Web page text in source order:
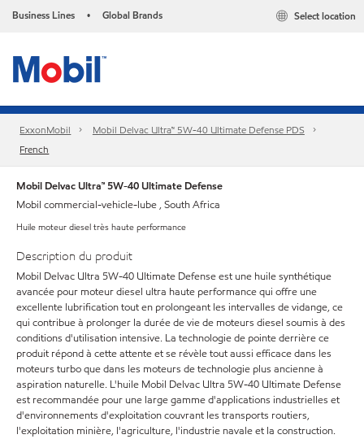
Business Lines • Global Brands Select location
ExxonMobil
Mobil Delvac Ultra™ 5W-40 Ultimate Defense PDS
French
Mobil Delvac Ultra™ 5W-40 Ultimate Defense
Mobil commercial-vehicle-lube , South Africa
Huile moteur diesel très haute performance
Description du produit
Mobil Delvac Ultra 5W-40 Ultimate Defense est une huile synthétique
avancée pour moteur diesel ultra haute performance qui offre une
excellente lubrification tout en prolongeant les intervalles de vidange, ce
qui contribue à prolonger la durée de vie de moteurs diesel soumis à des
conditions d'utilisation intensive. La technologie de pointe derrière ce
produit répond à cette attente et se révèle tout aussi efficace dans les
moteurs turbo que dans les moteurs de technologie plus ancienne à
aspiration naturelle. L'huile Mobil Delvac Ultra 5W-40 Ultimate Defense
est recommandée pour une large gamme d'applications industrielles et
d'environnements d'exploitation couvrant les transports routiers,
l'exploitation minière, l'agriculture, l'industrie navale et la construction.